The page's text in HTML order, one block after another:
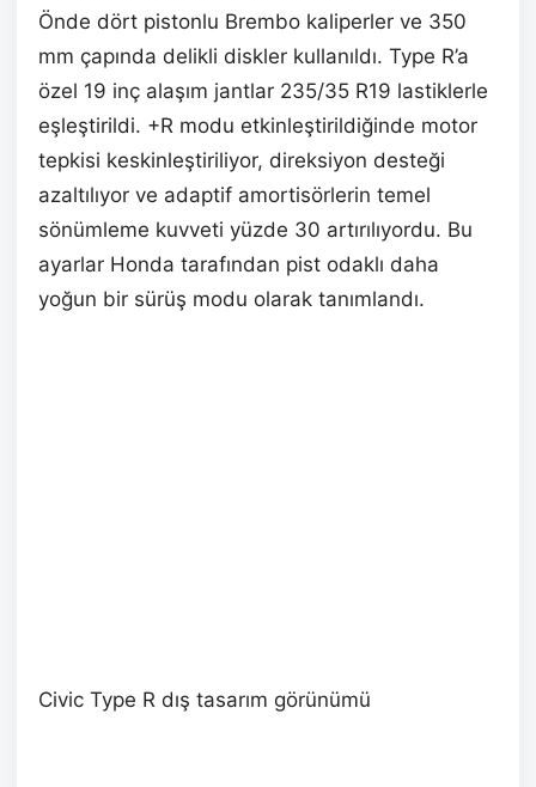
Önde dört pistonlu Brembo kaliperler ve 350
mm çapında delikli diskler kullanıldı. Type R’a
özel 19 inç alaşım jantlar 235/35 R19 lastiklerle
eşleştirildi. +R modu etkinleştirildiğinde motor
tepkisi keskinleştiriliyor, direksiyon desteği
azaltılıyor ve adaptif amortisörlerin temel
sönümleme kuvveti yüzde 30 artırılıyordu. Bu
ayarlar Honda tarafından pist odaklı daha
yoğun bir sürüş modu olarak tanımlandı.
Civic Type R dış tasarım görünümü